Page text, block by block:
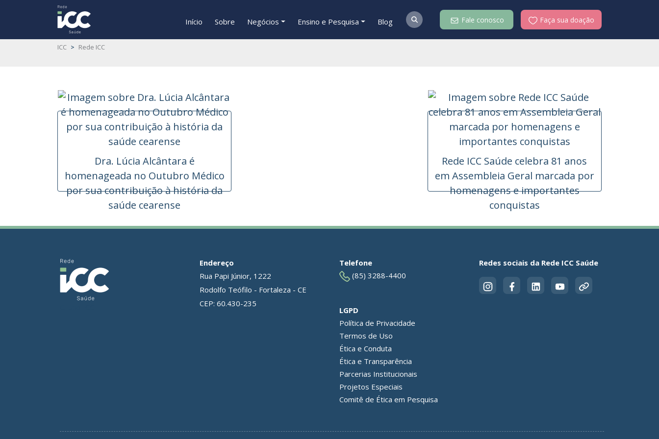
Início Sobre Negócios Ensino e Pesquisa Blog Fale conosco Faça sua doação
ICC > Rede ICC
Dra. Lúcia Alcântara é
homenageada no Outubro Médico
por sua contribuição à história da
saúde cearense
Rede ICC Saúde celebra 81 anos
em Assembleia Geral marcada por
homenagens e importantes
conquistas
Endereço
Rua Papi Júnior, 1222
Rodolfo Teófilo - Fortaleza - CE
CEP: 60.430-235
Telefone
(85) 3288-4400
LGPD
Política de Privacidade
Termos de Uso
Ética e Conduta
Ética e Transparência
Parcerias Institucionais
Projetos Especiais
Comitê de Ética em Pesquisa
Redes sociais da Rede ICC Saúde